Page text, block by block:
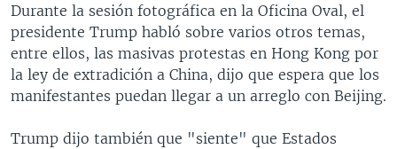
Durante la sesión fotográfica en la Oficina Oval, el
presidente Trump habló sobre varios otros temas,
entre ellos, las masivas protestas en Hong Kong por
la ley de extradición a China, dijo que espera que los
manifestantes puedan llegar a un arreglo con Beijing.
Trump dijo también que "siente" que Estados